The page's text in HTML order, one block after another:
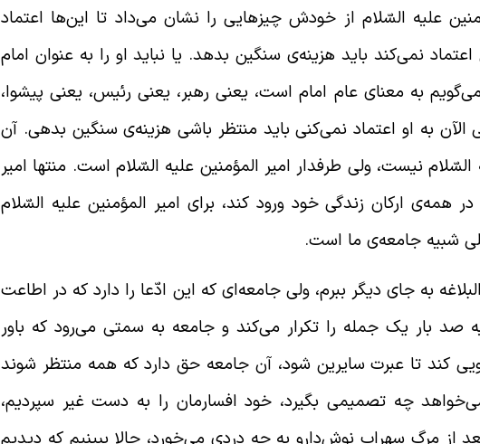
علیه السّلام از خودش چیزهایی را نشان می‌‌داد تا این‌ها اعتماد
نمی‌کند باید هزینه‌ی سنگین بدهد. یا نباید او را به عنوان امام
به معنای عام امام است، یعنی رهبر، یعنی رئیس، یعنی پیشوا،
الآن به او اعتماد نمی‌کنی باید منتظر باشی هزینه‌ی سنگین بدهی. آن
نیست، ولی طرفدار امیر المؤمنین علیه السّلام است. منتها امیر
همه‌ی ارکان زندگی خود ورود کند، برای امیر المؤمنین علیه السّلام
شبیه جامعه‌ی ما است.
به جای دیگر ببرم، ولی جامعه‌ای که این ادّعا را دارد که در اطاعت
بار یک جمله را تکرار می‌کند و جامعه به سمتی می‌رود که باور
کند تا عبرت سایرین شود، آن جامعه حق دارد که همه منتظر شوند
یک طاغوتی می‌خواهد چه تصمیمی بگیرد، خود افسارمان را به دست غیر سپردیم،
از مرگ سهراب نوش‌دارو به چه دردی می‌خورد، حالا ببینیم که دیدیم